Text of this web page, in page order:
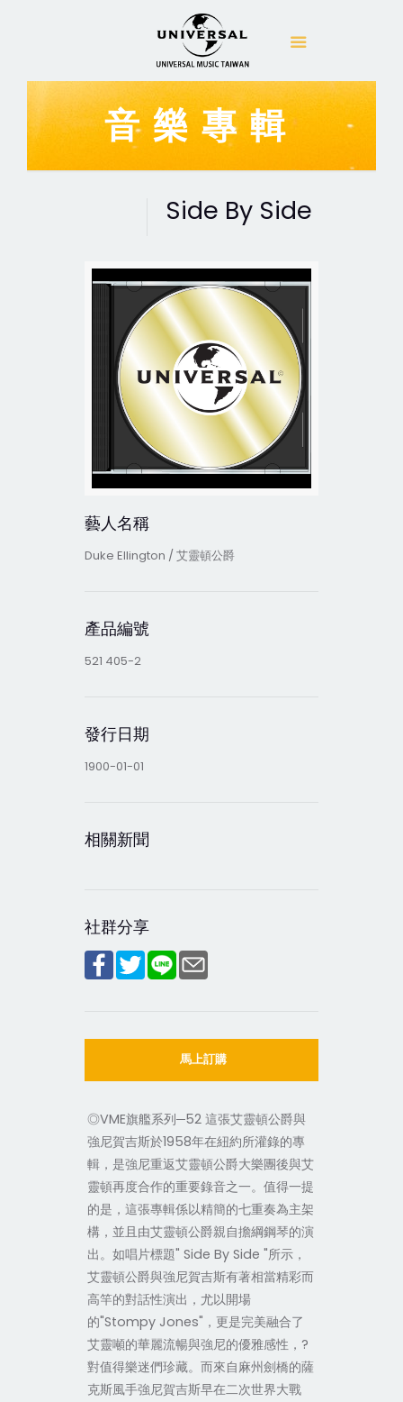
音樂專輯
Side By Side
藝人名稱
Duke Ellington / 艾靈頓公爵
產品編號
521 405-2
發行日期
1900-01-01
相關新聞
社群分享
馬上訂購
◎VME旗艦系列─52 這張艾靈頓公爵與
強尼賀吉斯於1958年在紐約所灌錄的專
輯，是強尼重返艾靈頓公爵大樂團後與艾
靈頓再度合作的重要錄音之一。值得一提
的是，這張專輯係以精簡的七重奏為主架
構，並且由艾靈頓公爵親自擔綱鋼琴的演
出。如唱片標題" Side By Side "所示，
艾靈頓公爵與強尼賀吉斯有著相當精彩而
高竿的對話性演出，尤以開場
的"Stompy Jones"，更是完美融合了
艾靈噸的華麗流暢與強尼的優雅感性，?
對值得樂迷們珍藏。而來自麻州劍橋的薩
克斯風手強尼賀吉斯早在二次世界大戰